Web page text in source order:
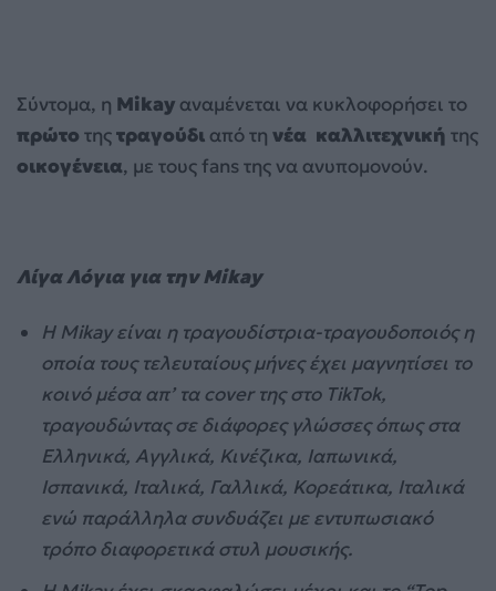
Σύντομα, η Mikay αναμένεται να κυκλοφορήσει το
πρώτο τηςτραγούδι από τη νέα καλλιτεχνική της
οικογένεια, με τους fans της να ανυπομονούν.
Λίγα Λόγια για τηνMikay
H Mikayείναι η τραγουδίστρια-τραγουδοποιός η
οποία τους τελευταίους μήνες έχει μαγνητίσει το
κοινό μέσα απ’ τα coverτης στο TikTok,
τραγουδώντας σε διάφορες γλώσσες όπως στα
Ελληνικά, Αγγλικά, Κινέζικα, Ιαπωνικά,
Ισπανικά, Ιταλικά, Γαλλικά, Κορεάτικα, Ιταλικά
ενώ παράλληλα συνδυάζει με εντυπωσιακό
τρόπο διαφορετικά στυλ μουσικής.